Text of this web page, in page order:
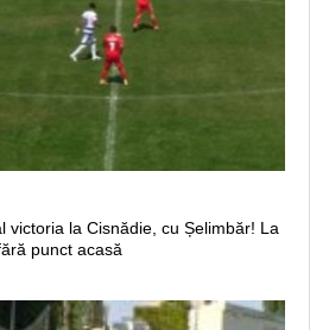
victoria la Cisnădie, cu Șelimbăr! La
punct acasă